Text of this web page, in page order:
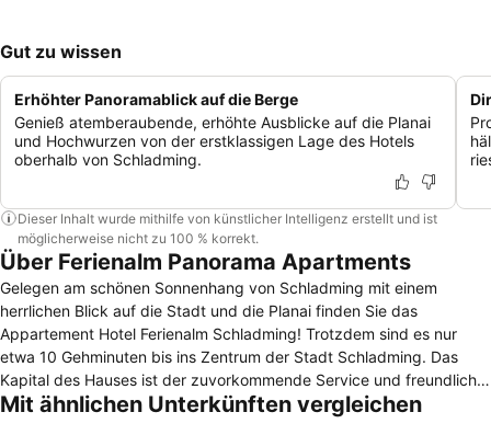
Gut zu wissen
Erhöhter Panoramablick auf die Berge
Genieß atemberaubende, erhöhte Ausblicke auf die Planai
und Hochwurzen von der erstklassigen Lage des Hotels
oberhalb von Schladming.
Dieser Inhalt wurde mithilfe von künstlicher Intelligenz erstellt und ist
möglicherweise nicht zu 100 % korrekt.
Über Ferienalm Panorama Apartments
Gelegen am schönen Sonnenhang von Schladming mit einem
herrlichen Blick auf die Stadt und die Planai finden Sie das
Appartement Hotel Ferienalm Schladming! Trotzdem sind es nur
etwa 10 Gehminuten bis ins Zentrum der Stadt Schladming. Das
Kapital des Hauses ist der zuvorkommende Service und freundliche
Mitarbeiter, die alles tun um Ihren Urlaub so angenehm und erholsam
Mit ähnlichen Unterkünften vergleichen